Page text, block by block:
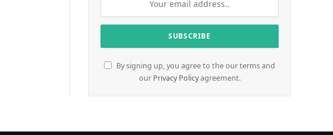
By signing up, you agree to the our terms and
our Privacy Policyagreement.